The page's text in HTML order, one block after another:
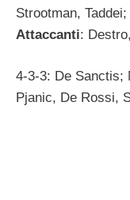
Strootman, Taddei;
Attaccanti:
4-3-3: De Sanctis;
Pjanic, De Rossi,